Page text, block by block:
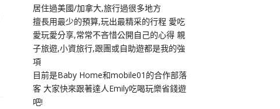
居住過美國/加拿大,旅行過很多地方
擅長用最少的預算,玩出最精采的行程 愛吃
愛玩愛分享,常常不吝惜公開自己的心得 親
子旅遊,小資旅行,跟團或自助遊都是我的強
項
目前是Baby Home和mobile01的合作部落
客 大家快來跟著達人Emily吃喝玩樂省錢遊
吧!